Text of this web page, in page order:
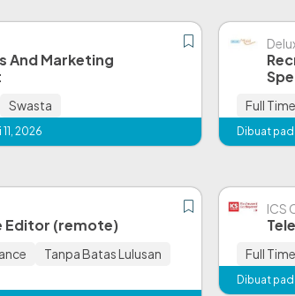
And Marketing
Swasta
2026
Full Time
Dibuat
Editor (remote)
Tanpa Batas Lulusan
ICS
Full Time
Dibuat